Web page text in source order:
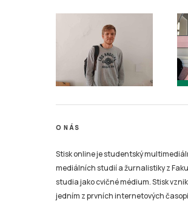
O NÁS
Stisk online je studentský
mediálních studií a žurnalistiky z
studia jako cvičné médium. Stisk
jedním z prvních internetových